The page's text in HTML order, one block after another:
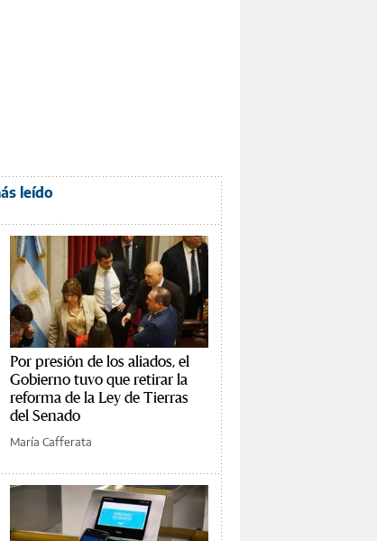
leído
Por presión de los aliados, el
Gobierno tuvo que retirar la
reforma de la Ley de Tierras
del Senado
María Cafferata